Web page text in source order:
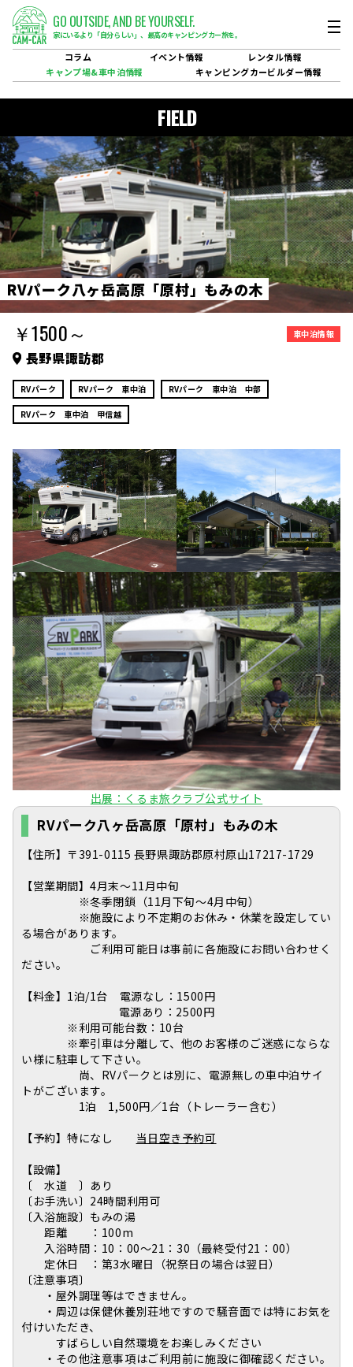
GO OUTSIDE,AND BE YOURSELF.
家にいるより「自分らしい」、 最高のキャンピングカー旅を。
コラム イベント情報 レンタル情報
キャンプ場&車中泊情報 キャンピングカービルダー情報
FIELD
RVパーク八ヶ岳高原 「原村」 もみの木
￥1500～
長野県諏訪郡
車中泊情報
RVパーク RVパーク 車中泊 RVパーク 車中泊 中部
RVパーク 車中泊 甲信越
出展：くるま旅クラブ公式サイト
RVパーク八ヶ岳高原「原村」もみの木
【住所】〒391-0115 長野県諏訪郡原村原山17217-1729
【営業期間】4月末～11月中旬
※冬季閉鎖（11月下旬～4月中旬）
※施設により不定期のお休み・休業を設定してい
る場合があります。
ご利用可能日は事前に各施設にお問い合わせく
ださい。
【料金】1泊/1台 電源なし：1500円
電源あり：2500円
※利用可能台数：10台
※牽引車は分離して、他のお客様のご迷惑にならな
い様に駐車して下さい。
尚、RVパークとは別に、電源無しの車中泊サイ
トがございます。
1泊 1,500円／1台（トレーラー含む）
【予約】特になし 当日空き予約可
【設備】
〔 水道 〕あり
〔お手洗い〕24時間利用可
〔入浴施設〕もみの湯
距離 ：100m
入浴時間：10：00～21：30（最終受付21：00）
定休日 ：第3水曜日（祝祭日の場合は翌日）
〔注意事項〕
・屋外調理等はできません。
・周辺は保健休養別荘地ですので騒音面では特にお気を
付けいただき、
すばらしい自然環境をお楽しみください
・その他注意事項はご利用前に施設に御確認ください。